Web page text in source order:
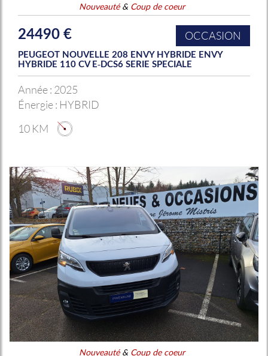
Nouveauté& Coup de coeur
24490 € OCCASION
PEUGEOT NOUVELLE 208 ENVY HYBRIDE ENVY
HYBRIDE 110 CV E-DCS6 SERIE SPECIALE
Année : 2025
Énergie : HYBRID
10 KM
Nouveauté& Coup de coeur